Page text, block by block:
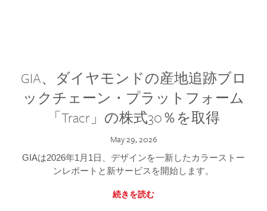
GIA、ダイヤモンドの産地追跡ブロ
ックチェーン・プラットフォーム
「Tracr」の株式30％を取得
May 29, 2026
GIAは2026年1月1日、デザインを一新したカラーストー
ンレポートと新サービスを開始します。
続きを読む